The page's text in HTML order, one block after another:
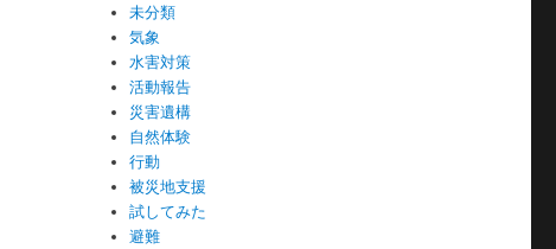
未分類
気象
水害対策
活動報告
災害遺構
自然体験
行動
被災地支援
試してみた
避難